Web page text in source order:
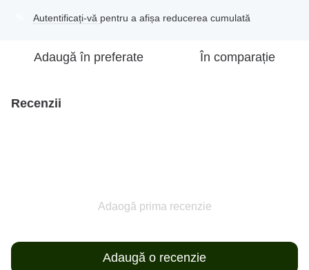
Autentificați-vă pentru a afișa reducerea cumulată
Adaugă în preferate În comparație
Recenzii
Adaogă prima recenzie
Adaugă o recenzie